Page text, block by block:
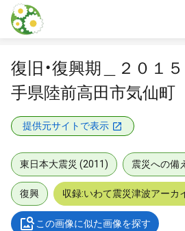
本文に飛ぶ
復旧・復興期＿２０１
手県陸前高田市気仙町
提供元サイトで表示
東日本大震災 (2011) 震災への備
復興 収録:いわて震災津波アーカ
この画像に似た画像を探す